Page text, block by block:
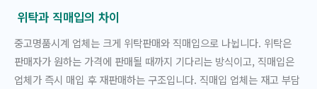
위탁과 직매입의 차이
중고명품시계 업체는 크게 위탁판매와 직매입으로 나뉩니다. 위탁은
판매자가 원하는 가격에 판매될 때까지 기다리는 방식이고, 직매입은
업체가 즉시 매입 후 재판매하는 구조입니다. 직매입 업체는 재고 부담